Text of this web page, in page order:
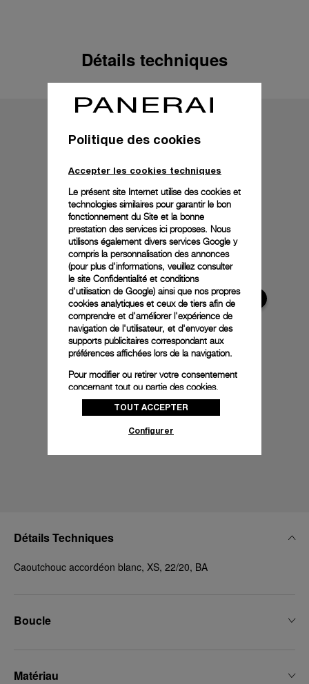
Détails techniques
Détails Techniques
Caoutchouc accordéon blanc, XS, 22/20, BA
Boucle
Matériau
Politique des cookies
Accepter les cookies techniques
Le présent site Internet utilise des cookies et
technologies similaires pour garantir le bon
fonctionnement du Site et la bonne
prestation des services ici proposes. Nous
utilisons également divers services Google y
compris la personnalisation des annonces
(pour plus d'informations, veuillez consulter
le site Confidentialité et conditions
d'utilisation de Google) ainsi que nos propres
cookies analytiques et ceux de tiers afin de
comprendre et d'améliorer l'expérience de
navigation de l'utilisateur, et d'envoyer des
supports publicitaires correspondant aux
préférences affichées lors de la navigation.
Pour modifier ou retirer votre consentement
concernant tout ou partie des cookies,
cliquez sur « Configurer » ou consultez notre
politique des cookiespour obtenir plus
donnez votre consentement pour l’utilisation
TOUT ACCEPTER
Configurer